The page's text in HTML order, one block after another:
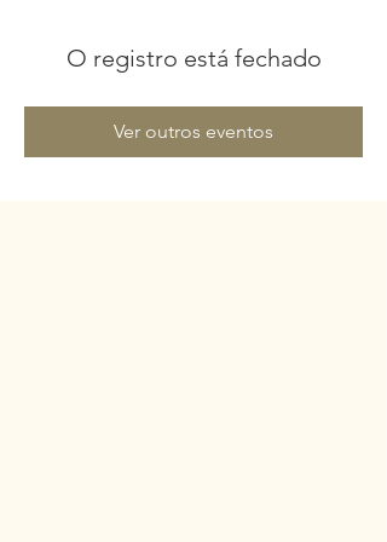
O registro está fechado
Ver outros eventos